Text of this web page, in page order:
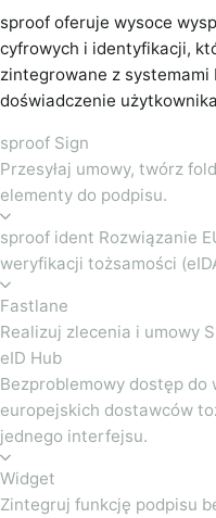
sproof oferuje wysoce
cyfrowych i identyfikacji,
zintegrowane z
doświadczenie
sproof Sign
Przesyłaj umowy, twórz
elementy do podpisu.
sproof ident Rozwiązanie
weryfikacji tożsamości
Fastlane
Realizuj zlecenia i umowy
eID Hub
Bezproblemowy dostęp do
europejskich dostawców
jednego interfejsu.
Widget
Zintegruj funkcję podpisu